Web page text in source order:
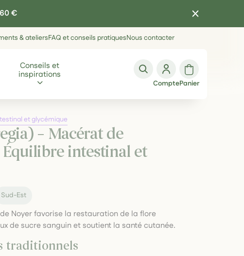
€
& ateliersFAQ et conseils pratiquesNous contacter
Conseils et
inspirations
ComptePanier
et glycémique
– Macérat de
intestinal et
Sud-Est
Noyer favorise la restauration de la flore
de sucre sanguin et soutient la santé cutanée.
traditionnels